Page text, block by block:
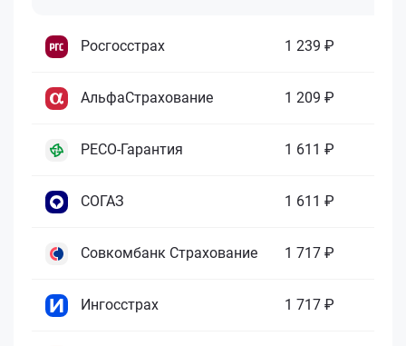
Росгосстрах 1 239 ₽
АльфаСтрахование 1 209 ₽
РЕСО-Гарантия 1 611 ₽
СОГАЗ 1 611 ₽
Совкомбанк Страхование 1 717 ₽
Ингосстрах 1 717 ₽